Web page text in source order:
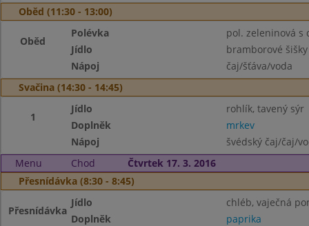
Oběd (11:30 - 13:00)
Oběd
Polévka
pol. zeleninová s
Jídlo
bramborové
Nápoj
čaj/šťáva/voda
Svačina (14:30 - 14:45)
1
Jídlo
rohlík, tavený sýr
Doplněk
mrkev
Nápoj
švédský čaj/čaj/
Menu
Chod
Čtvrtek 17. 3. 2016
Přesnídávka (8:30 - 8:45)
Přesnídávka
Jídlo
chléb, vaječná
Doplněk
paprika